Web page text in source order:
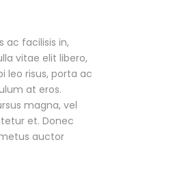
ac facilisis in,
vitae elit libero,
leo risus, porta ac
at eros.
magna, vel
et. Donec
auctor